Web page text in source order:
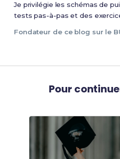
Je privilégie les schémas de
tests pas-à-pas et des
Fondateur de ce blog sur le
Pour